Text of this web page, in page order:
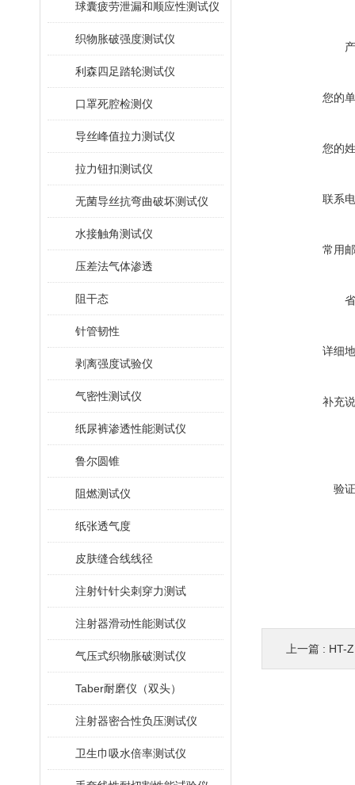
球囊疲劳泄漏和顺应性测试仪
织物胀破强度测试仪
利森四足踏轮测试仪
口罩死腔检测仪
导丝峰值拉力测试仪
拉力钮扣测试仪
无菌导丝抗弯曲破坏测试仪
水接触角测试仪
压差法气体渗透
阻干态
针管韧性
剥离强度试验仪
气密性测试仪
纸尿裤渗透性能测试仪
鲁尔圆锥
阻燃测试仪
纸张透气度
皮肤缝合线线径
注射针针尖刺穿力测试
注射器滑动性能测试仪
气压式织物胀破测试仪
Taber耐磨仪（双头）
注射器密合性负压测试仪
卫生巾吸水倍率测试仪
您的
您的
联系
常用
详细
补充
验
上一篇 : HT-